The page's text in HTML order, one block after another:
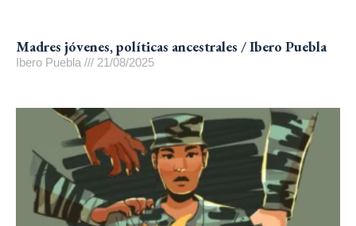
Madres jóvenes, políticas ancestrales / Ibero Puebla
Ibero Puebla 21/08/2025